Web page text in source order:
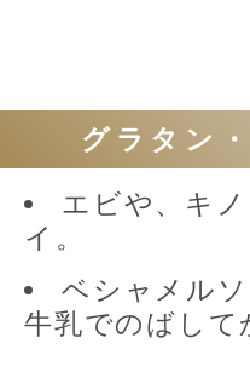
グラタン
エビや、キ
イ。
ベシャメル
牛乳でのばして